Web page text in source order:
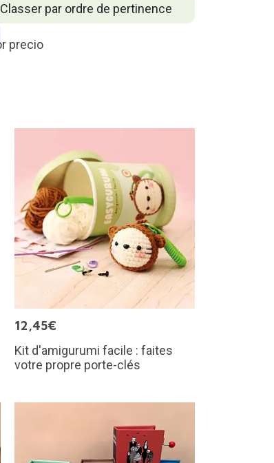
Classer par ordre de pertinence
12,45€
Kit d'amigurumi facile : faites
votre propre porte-clés